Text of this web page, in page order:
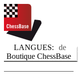
LANGUES:
de
Boutique ChessBase